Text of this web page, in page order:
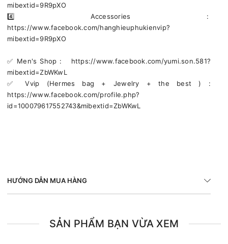
mibextid=9R9pXO
4️⃣ Accessories :
https://www.facebook.com/hanghieuphukienvip?
mibextid=9R9pXO
✅️ Men's Shop : https://www.facebook.com/yumi.son.581?
mibextid=ZbWKwL
✅️ Vvip (Hermes bag + Jewelry + the best ) :
https://www.facebook.com/profile.php?
id=100079617552743&mibextid=ZbWKwL
HƯỚNG DẪN MUA HÀNG
SẢN PHẨM BẠN VỪA XEM